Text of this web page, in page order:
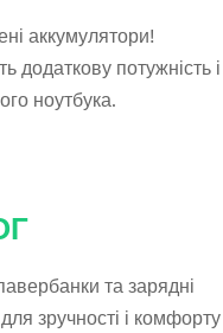
аккумулятори!
додаткову потужність і
ноутбука.
та зарядні
зручності і комфорту